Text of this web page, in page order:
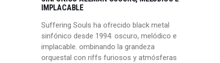
IMPLACABLE
Suffering Souls ha ofrecido black metal
sinfónico desde 1994: oscuro, melódico e
implacable. ombinando la grandeza
orquestal con riffs furiosos y atmósferas